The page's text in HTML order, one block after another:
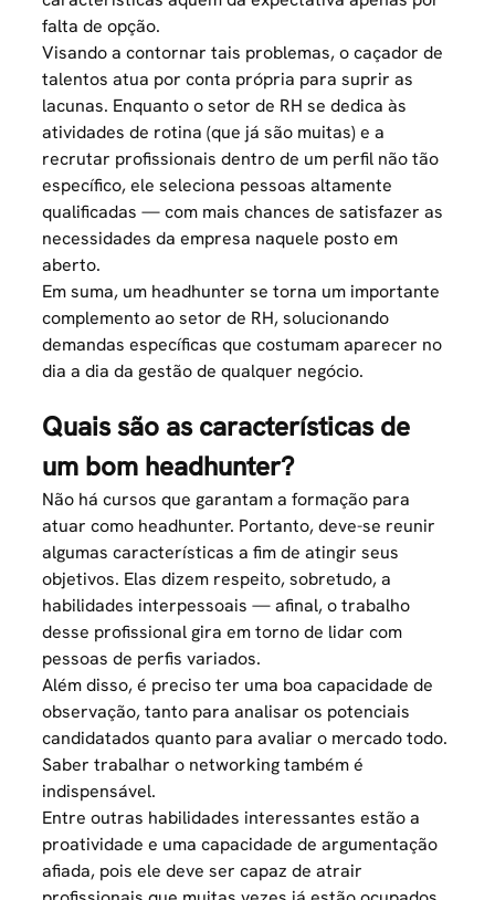
falta de opção.
Visando a contornar tais problemas, o caçador de
talentos atua por conta própria para suprir as
lacunas. Enquanto o setor de RH se dedica às
atividades de rotina (que já são muitas) e a
recrutar profissionais dentro de um perfil não tão
específico, ele seleciona pessoas altamente
qualificadas — com mais chances de satisfazer as
necessidades da empresa naquele posto em
aberto.
Em suma, um headhunter se torna um importante
complemento ao setor de RH, solucionando
demandas específicas que costumam aparecer no
dia a dia da gestão de qualquer negócio.
Quais são as características de
um bom headhunter?
Não há cursos que garantam a formação para
atuar como headhunter. Portanto, deve-se reunir
algumas características a fim de atingir seus
objetivos. Elas dizem respeito, sobretudo, a
habilidades interpessoais — afinal, o trabalho
desse profissional gira em torno de lidar com
pessoas de perfis variados.
Além disso, é preciso ter uma boa capacidade de
observação, tanto para analisar os potenciais
candidatados quanto para avaliar o mercado todo.
Saber trabalhar o networking também é
indispensável.
Entre outras habilidades interessantes estão a
proatividade e uma capacidade de argumentação
afiada, pois ele deve ser capaz de atrair